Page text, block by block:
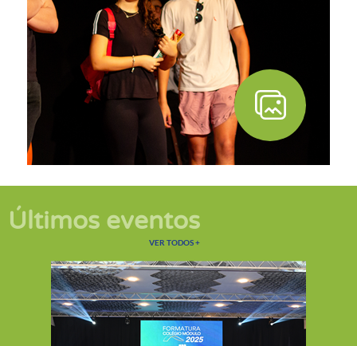
Últimos eventos
VER TODOSEVENTOS
+